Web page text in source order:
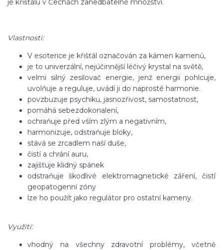
je křišťálu v Čechách zanedbatelné množství.
Vlastnosti:
V esoterice je křišťál označován za kámen kamenů,
je to univerzální, nejúčinnější léčivý krystal na světě,
velmi silný zesilovač energie, jenž energii pohlcuje,
uvolňuje a reguluje, uvádí ji do naprosté harmonie.
povzbuzuje psychiku, jasnozřivost, samostatnost,
pomáhá sebezdokonalení,
ochraňuje před vším zlým a negativním,
harmonizuje, odstraňuje bloky,
stává se zrcadlem naší duše,
čistí a chrání auru,
zajišťuje klidný spánek
odstraňuje škodlivé elektromagnetické záření, čistí
geopatogenní zóny
lze ho použít jako regulátor pro ostatní kameny.
Využití:
vhodný na všechny zdravotní problémy, včetně